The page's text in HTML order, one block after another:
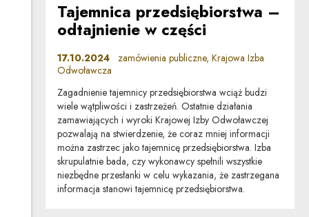
Tajemnica przedsiębiorstwa –
odtajnienie w części
17.10.2024 zamówienia publiczne, Krajowa Izba
Odwoławcza
Zagadnienie tajemnicy przedsiębiorstwa wciąż budzi
wiele wątpliwości i zastrzeżeń. Ostatnie działania
zamawiających i wyroki Krajowej Izby Odwoławczej
pozwalają na stwierdzenie, że coraz mniej informacji
można zastrzec jako tajemnicę przedsiębiorstwa. Izba
skrupulatnie bada, czy wykonawcy spełnili wszystkie
niezbędne przesłanki w celu wykazania, że zastrzegana
informacja stanowi tajemnicę przedsiębiorstwa.